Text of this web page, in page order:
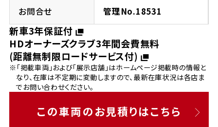
お問合せ 管理No.18531
新車3年保証付
HDオーナーズクラブ3年間会費無料
(距離無制限ロードサービス付)
※「掲載車両」および「展示店舗」はホームページ掲載時の情報と
なり、在庫は不定期に変動しますので、最新在庫状況は各店ま
でお問い合わせください。
この車両のお見積りはこちら
神奈川県
ホンダドリーム 磯子
ホンダドリーム 横浜都筑
岐阜県
ホンダドリーム 岐阜
ホンダドリーム 京都北山
兵庫県
ホンダドリーム 神戸灘
香川県
ホンダドリーム 高松
高知県